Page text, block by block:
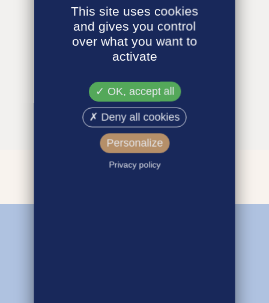
This site uses cookies
and gives you control
over what you want to
activate
OK, accept all
Deny all cookies
Personalize
Privacy policy